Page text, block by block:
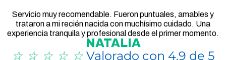
Servicio muy recomendable. Fueron puntuales, amables y
trataron a mi recién nacida con muchísimo cuidado. Una
experiencia tranquila y profesional desde el primer momento.
NATALIA
☆ ☆ ☆ ☆ ☆ Valorado con 4.9 de 5